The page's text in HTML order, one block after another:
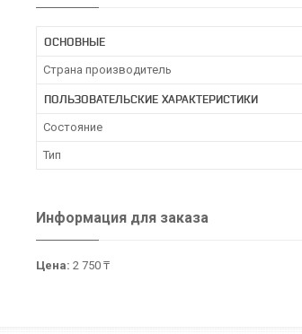
ОСНОВНЫЕ
Страна производитель
ПОЛЬЗОВАТЕЛЬСКИЕ ХАРАКТЕРИСТИКИ
Состояние
Тип
Информация для заказа
Цена: 2 750 ₸